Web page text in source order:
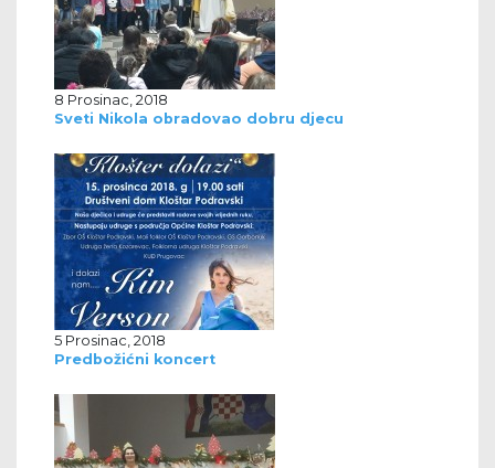
8 Prosinac, 2018
Sveti Nikola obradovao dobru djecu
5 Prosinac, 2018
Predbožićni koncert